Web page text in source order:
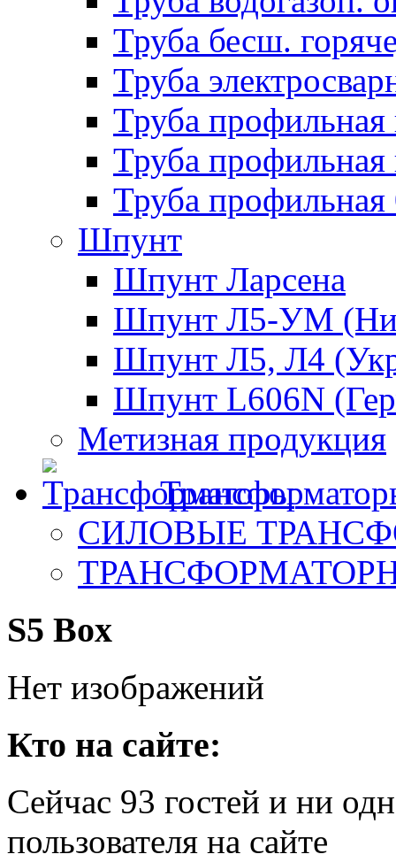
Труба бесш.
Труба
Труба профильная
Труба профильная
Труба
Шпунт
Шпунт Ларсена
Шпунт Л5-УМ
Шпунт Л5, Л4
Шпунт L606N
Метизная продукция
СИЛОВЫЕ
S5 Box
Нет изображений
Кто на сайте:
Сейчас 93 гостей и ни
пользователя на сайте